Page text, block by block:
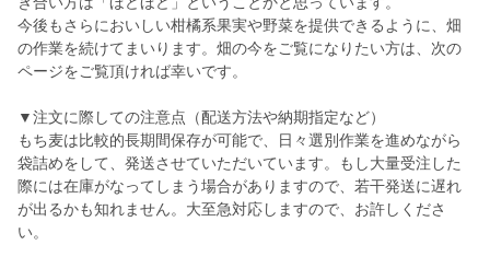
今後もさらにおいしい柑橘系果実や野菜を提供できるように、畑
の作業を続けてまいります。畑の今をご覧になりたい方は、次の
ページをご覧頂ければ幸いです。
▼注文に際しての注意点（配送方法や納期指定など）
もち麦は比較的長期間保存が可能で、日々選別作業を進めながら
袋詰めをして、発送させていただいています。もし大量受注した
際には在庫がなってしまう場合がありますので、若干発送に遅れ
が出るかも知れません。大至急対応しますので、お許しくださ
い。